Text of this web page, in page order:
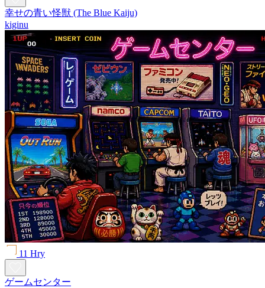
幸せの青い怪獣 (The Blue Kaiju)
kiginu
11 Hry
ゲームセンター